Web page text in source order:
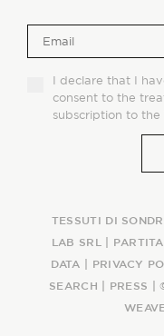
I declare that I
consent to the
subscription to the
TESSUTI DI
LAB SRL |
DATA
PRIVACY
SEARCH
PRESS |